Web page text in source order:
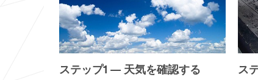
ステップ1 — 天気を確認する
ス